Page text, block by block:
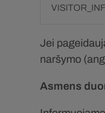
Jei
naršymo
Asmens